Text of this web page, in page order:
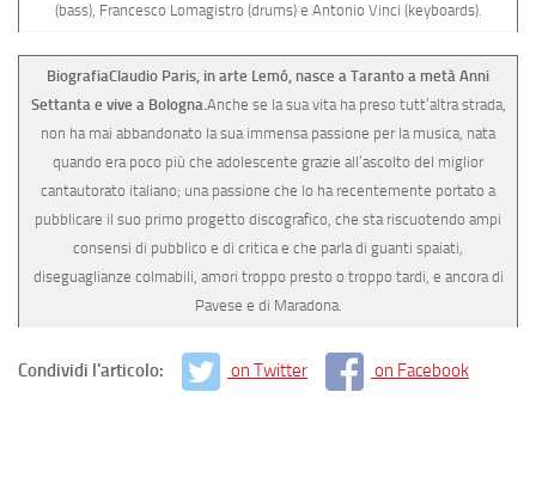
(bass), Francesco Lomagistro (drums) e Antonio Vinci (keyboards).
BiografiaClaudio Paris, in arte Lemó, nasce a Taranto a metà Anni
Settanta e vive a Bologna.Anche se la sua vita ha preso tutt’altra strada,
non ha mai abbandonato la sua immensa passione per la musica, nata
quando era poco più che adolescente grazie all’ascolto del miglior
cantautorato italiano; una passione che lo ha recentemente portato a
pubblicare il suo primo progetto discografico, che sta riscuotendo ampi
consensi di pubblico e di critica e che parla di guanti spaiati,
diseguaglianze colmabili, amori troppo presto o troppo tardi, e ancora di
Pavese e di Maradona.
Condividi l'articolo: on Twitter on Facebook